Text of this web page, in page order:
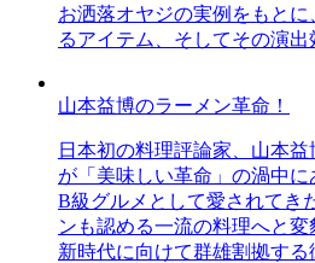
お洒落オヤジの実例をもと
るアイテム、そしてその演出
山本益博のラーメン革命！
日本初の料理評論家、山本
が「美味しい革命」の渦中に
B級グルメとして愛されてき
ンも認める一流の料理へと変
新時代に向けて群雄割拠す